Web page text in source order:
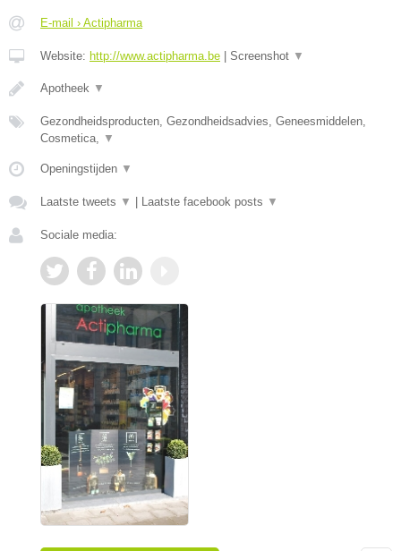
E-mail › Actipharma
Website: http://www.actipharma.be Screenshot ▼
Apotheek ▼
Gezondheidsproducten, Gezondheidsadvies, Geneesmiddelen,
Cosmetica, ▼
Openingstijden ▼
Laatste tweets ▼ Laatste facebook posts ▼
Sociale media: